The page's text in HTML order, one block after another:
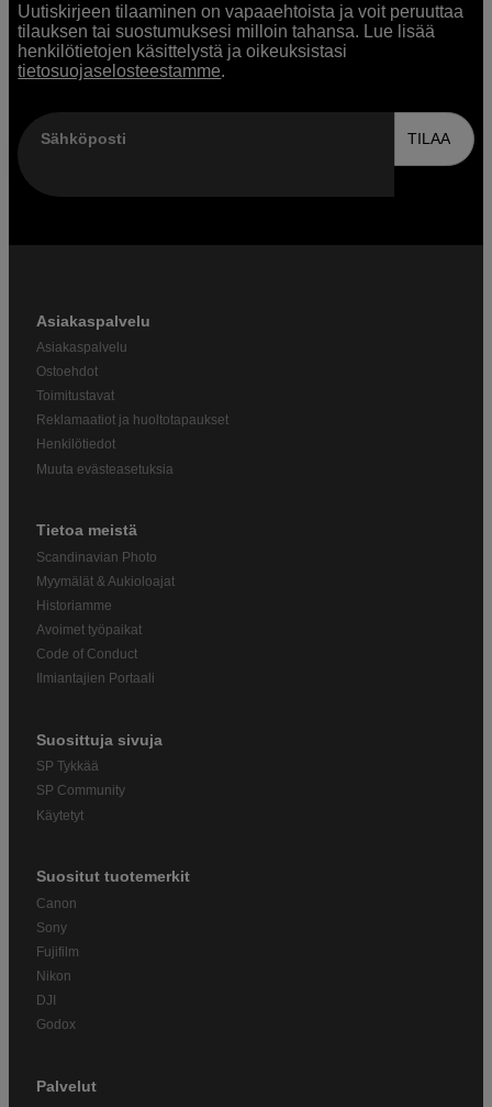
Uutiskirjeen tilaaminen on vapaaehtoista ja voit peruuttaa
tilauksen tai suostumuksesi milloin tahansa. Lue lisää
henkilötietojen käsittelystä ja oikeuksistasi
tietosuojaselosteestamme.
Sähköposti TILAA
Asiakaspalvelu
Asiakaspalvelu
Ostoehdot
Toimitustavat
Reklamaatiot ja huoltotapaukset
Henkilötiedot
Muuta evästeasetuksia
Tietoa meistä
Scandinavian Photo
Myymälät & Aukioloajat
Historiamme
Avoimet työpaikat
Code of Conduct
Ilmiantajien Portaali
Suosittuja sivuja
SP Tykkää
SP Community
Käytetyt
Suositut tuotemerkit
Canon
Sony
Fujifilm
Nikon
DJI
Godox
Palvelut